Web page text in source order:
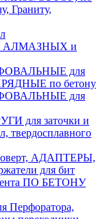
Граниту,
АЛМАЗНЫХ и
для
по бетону
для
для заточки и
твердосплавного
АДАПТЕРЫ,
для бит
ПО БЕТОНУ